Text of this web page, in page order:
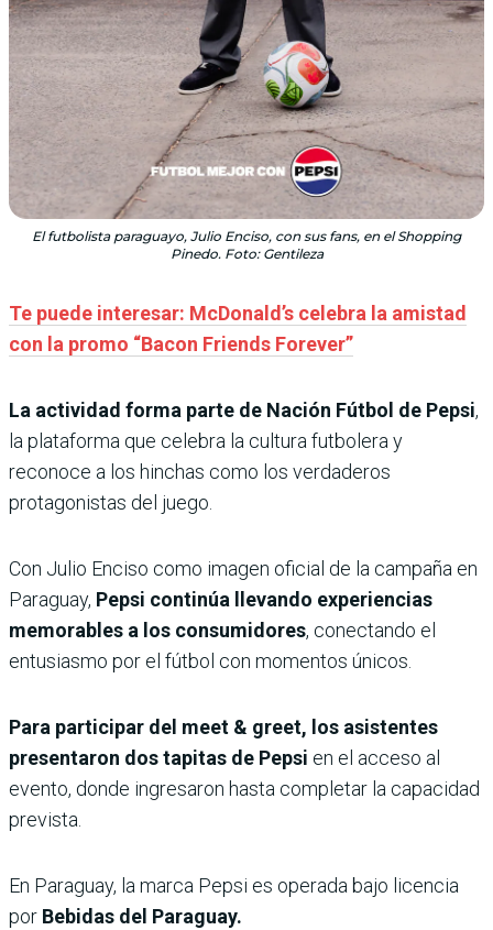
El futbolista paraguayo, Julio Enciso, con sus fans, en el Shopping
Pinedo. Foto: Gentileza
Te puede interesar: McDonald’s celebra la amistad
con la promo “Bacon Friends Forever”
La actividad forma parte de Nación Fútbol de Pepsi,
la plataforma que celebra la cultura futbolera y
reconoce a los hinchas como los verdaderos
protagonistas del juego.
Con Julio Enciso como imagen oficial de la campaña en
Paraguay, Pepsi continúa llevando experiencias
memorables a los consumidores, conectando el
entusiasmo por el fútbol con momentos únicos.
Para participar del meet & greet, los asistentes
presentaron dos tapitas de Pepsi en el acceso al
evento, donde ingresaron hasta completar la capacidad
prevista.
En Paraguay, la marca Pepsi es operada bajo licencia
por Bebidas del Paraguay.